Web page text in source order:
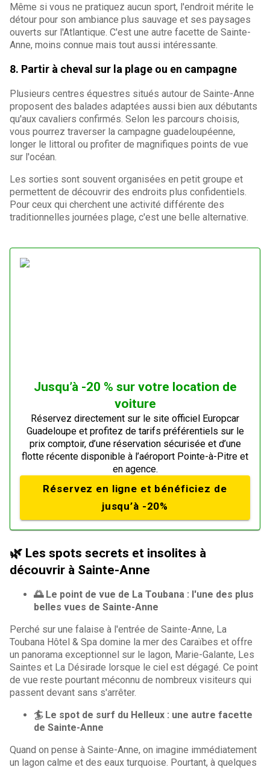
Même si vous ne pratiquez aucun sport, l'endroit mérite le
détour pour son ambiance plus sauvage et ses paysages
ouverts sur l'Atlantique. C'est une autre facette de Sainte-
Anne, moins connue mais tout aussi intéressante.
8. Partir à cheval sur la plage ou en campagne
Plusieurs centres équestres situés autour de Sainte-Anne
proposent des balades adaptées aussi bien aux débutants
qu'aux cavaliers confirmés. Selon les parcours choisis,
vous pourrez traverser la campagne guadeloupéenne,
longer le littoral ou profiter de magnifiques points de vue
sur l'océan.
Les sorties sont souvent organisées en petit groupe et
permettent de découvrir des endroits plus confidentiels.
Pour ceux qui cherchent une activité différente des
traditionnelles journées plage, c'est une belle alternative.
Jusqu’à -20 % sur votre location de
voiture
Réservez directement sur le site officiel Europcar
Guadeloupe et profitez de tarifs préférentiels sur le
prix comptoir, d’une réservation sécurisée et d’une
flotte récente disponible à l’aéroport Pointe-à-Pitre et
en agence.
Réservez en ligne et bénéficiez de
jusqu’à -20%
🌿 Les spots secrets et insolites à
découvrir à Sainte-Anne
🌅 Le point de vue de La Toubana : l'une des plus
belles vues de Sainte-Anne
Perché sur une falaise à l'entrée de Sainte-Anne, La
Toubana Hôtel & Spa domine la mer des Caraïbes et offre
un panorama exceptionnel sur le lagon, Marie-Galante, Les
Saintes et La Désirade lorsque le ciel est dégagé. Ce point
de vue reste pourtant méconnu de nombreux visiteurs qui
passent devant sans s'arrêter.
🏄 Le spot de surf du Helleux : une autre facette
de Sainte-Anne
Quand on pense à Sainte-Anne, on imagine immédiatement
un lagon calme et des eaux turquoise. Pourtant, à quelques